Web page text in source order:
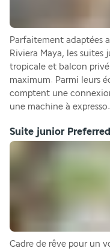
Parfaitement adaptées
Riviera Maya, les
tropicale et balcon
maximum. Parmi leurs
comptent une
une machine à expresso.
Suite junior
Cadre de rêve pour un